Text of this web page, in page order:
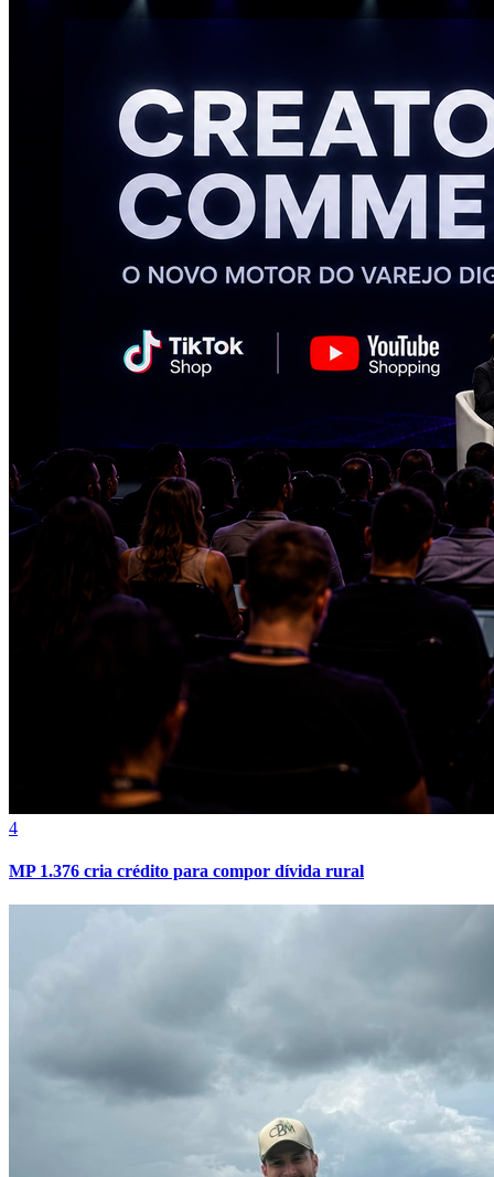
Bragantino
4
MP 1.376 cria crédito para compor dívida rural